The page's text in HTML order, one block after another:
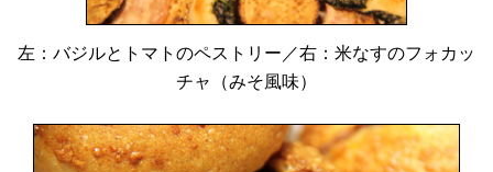
左：バジルとトマトのペストリー／右：米なすのフォカッ
チャ（みそ風味）